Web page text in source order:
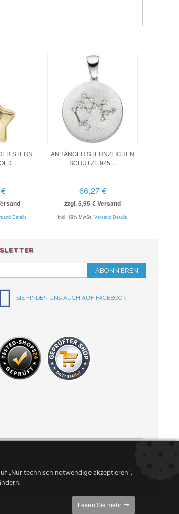
STERN
...
Details
ANHÄNGER STERNZEICHEN
SCHÜTZE 925 ...
66,27 €
zzgl. 5,95 € Versand
Inkl. 19% MwSt. Versand Details
ABONNIEREN
SIE FINDEN UNS AUCH AUF FACEBOOK!
„Nur technisch notwendige akzeptieren“,
Lesen Sie mehr